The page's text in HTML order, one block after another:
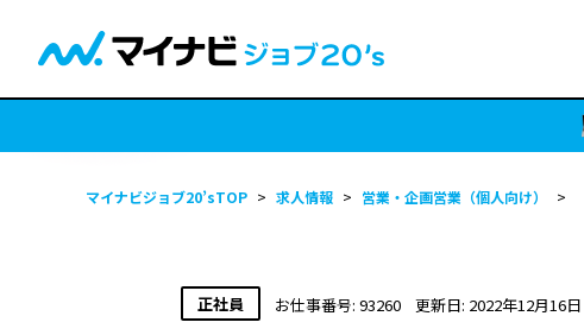
マイナビジョブ20’sTOP > 求人情報 > 営業・企画営業（個人向け） >
正社員 お仕事番号: 93260 更新日: 2022年12月16日